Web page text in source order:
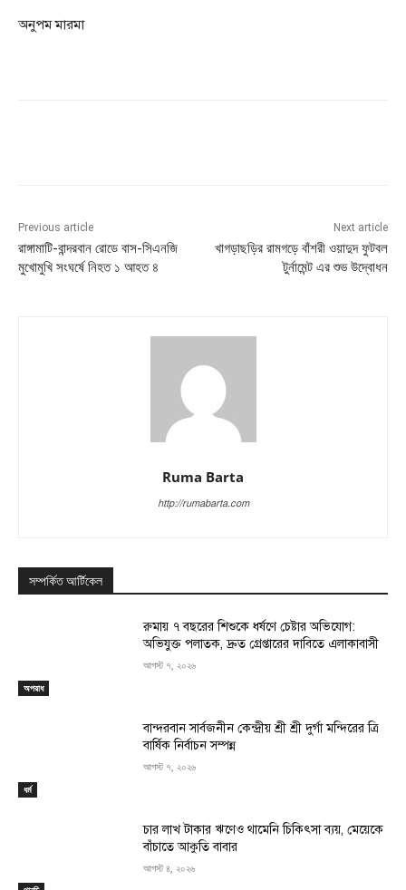
অনুপম মারমা
Previous article
রাঙ্গামাটি-বান্দরবান রোডে বাস-সিএনজি
মুখোমুখি সংঘর্ষে নিহত ১ আহত ৪
Next article
খাগড়াছড়ির রামগড়ে বাঁশরী ওয়াদুদ ফুটবল
টুর্নামেন্ট এর শুভ উদ্বোধন
Ruma Barta
http://rumabarta.com
সম্পর্কিত আর্টিকেল
অপরাধ
রুমায় ৭ বছরের শিশুকে ধর্ষণে চেষ্টার অভিযোগ:
অভিযুক্ত পলাতক, দ্রুত গ্রেপ্তারের দাবিতে এলাকাবাসী
আগস্ট ৭, ২০২৬
ধর্ম
বান্দরবান সার্বজনীন কেন্দ্রীয় শ্রী শ্রী দুর্গা মন্দিরের ত্রি
বার্ষিক নির্বাচন সম্পন্ন
আগস্ট ৭, ২০২৬
চার লাখ টাকার ঋণেও থামেনি চিকিৎসা ব্যয়, মেয়েকে
বাঁচাতে আকুতি বাবার
আগস্ট ৪, ২০২৬